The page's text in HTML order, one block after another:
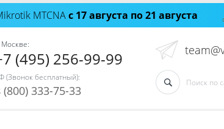
MTCNAс 17 августа по 21 августа
(495) 256-99-99
(Звонок бесплатный):
(800) 333-75-33